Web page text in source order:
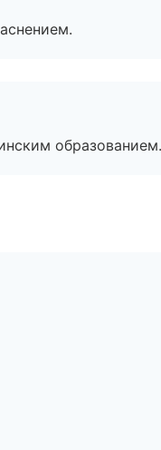
образованием.